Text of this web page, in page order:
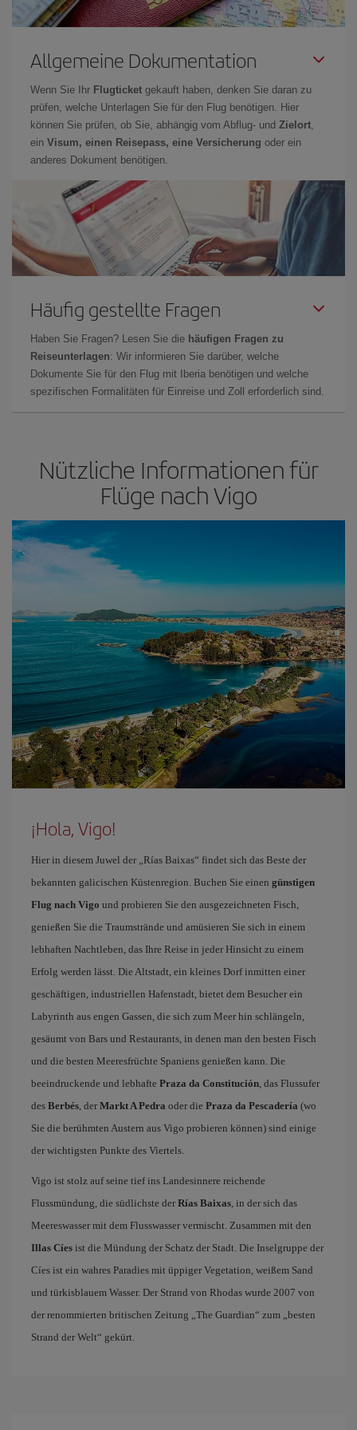
Allgemeine Dokumentation
Wenn Sie Ihr Flugticket gekauft haben, denken Sie daran zu
prüfen, welche Unterlagen Sie für den Flug benötigen. Hier
können Sie prüfen, ob Sie, abhängig vom Abflug- und Zielort,
ein Visum, einen Reisepass, eine Versicherung oder ein
anderes Dokument benötigen.
Häufig gestellte Fragen
Haben Sie Fragen? Lesen Sie die häufigen Fragen zu
Reiseunterlagen: Wir informieren Sie darüber, welche
Dokumente Sie für den Flug mit Iberia benötigen und welche
spezifischen Formalitäten für Einreise und Zoll erforderlich sind.
Nützliche Informationen für
Flüge nach Vigo
¡Hola, Vigo!
Hier in diesem Juwel der „Rías Baixas“ findet sich das Beste der
bekannten galicischen Küstenregion. Buchen Sie einen günstigen
Flug nach Vigo und probieren Sie den ausgezeichneten Fisch,
genießen Sie die Traumstrände und amüsieren Sie sich in einem
lebhaften Nachtleben, das Ihre Reise in jeder Hinsicht zu einem
Erfolg werden lässt. Die Altstadt, ein kleines Dorf inmitten einer
geschäftigen, industriellen Hafenstadt, bietet dem Besucher ein
Labyrinth aus engen Gassen, die sich zum Meer hin schlängeln,
gesäumt von Bars und Restaurants, in denen man den besten Fisch
und die besten Meeresfrüchte Spaniens genießen kann. Die
beeindruckende und lebhafte Praza da Constitución, das Flussufer
des Berbés, der Markt A Pedra oder die Praza da Pescadería (wo
Sie die berühmten Austern aus Vigo probieren können) sind einige
der wichtigsten Punkte des Viertels.
Vigo ist stolz auf seine tief ins Landesinnere reichende
Flussmündung, die südlichste der Rías Baixas, in der sich das
Meereswasser mit dem Flusswasser vermischt. Zusammen mit den
Illas Cíes ist die Mündung der Schatz der Stadt. Die Inselgruppe der
Cíes ist ein wahres Paradies mit üppiger Vegetation, weißem Sand
und türkisblauem Wasser. Der Strand von Rhodas wurde 2007 von
der renommierten britischen Zeitung „The Guardian“ zum „besten
Strand der Welt“ gekürt.